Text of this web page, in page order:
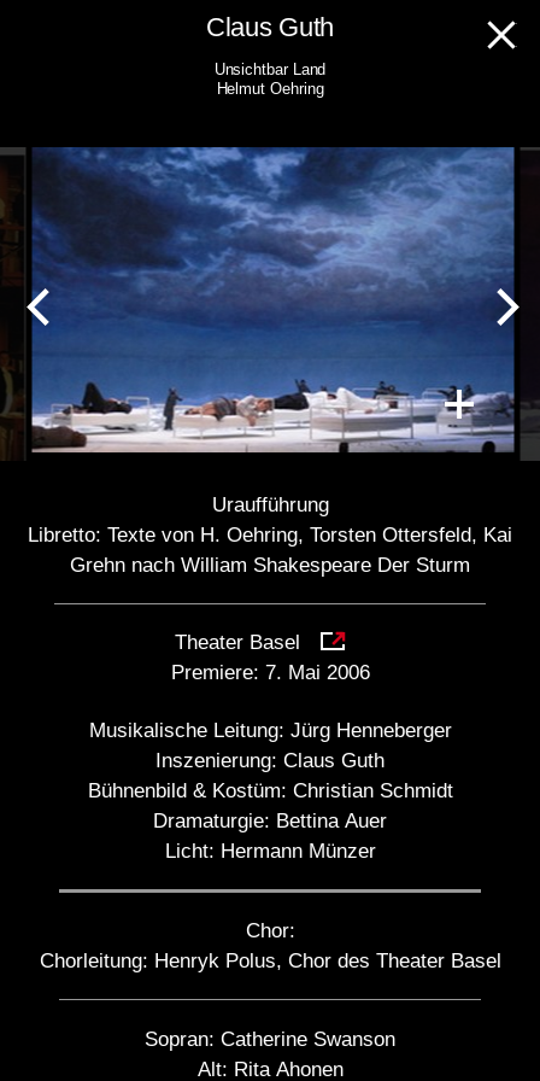
Claus Guth
Unsichtbar Land
Helmut Oehring
Uraufführung
Libretto: Texte von H. Oehring, Torsten Ottersfeld, Kai
Grehn nach William Shakespeare Der Sturm
Theater Basel
Premiere: 7. Mai 2006
Musikalische Leitung: Jürg Henneberger
Inszenierung: Claus Guth
Bühnenbild & Kostüm: Christian Schmidt
Dramaturgie: Bettina Auer
Licht: Hermann Münzer
Chor:
Chorleitung: Henryk Polus, Chor des Theater Basel
Sopran: Catherine Swanson
Alt: Rita Ahonen